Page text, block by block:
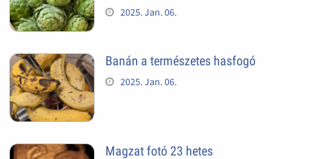
2025. Jan. 06.
Banán a természetes hasfogó
2025. Jan. 06.
Magzat fotó 23 hetes